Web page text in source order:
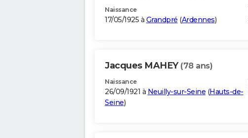
Naissance
17/05/1925 à Grandpré (Ardennes)
Jacques MAHEY (78 ans)
Naissance
26/09/1921 à Neuilly-sur-Seine (Hauts-de-
Seine)